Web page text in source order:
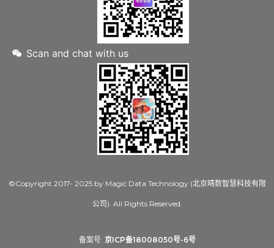
Scan and chat with us
©Copyright 2017- 2025 by Magic Data Technology (北京晴数智慧科技有限
公司). All Rights Reserved.
备案号: 京ICP备18008050号-6号